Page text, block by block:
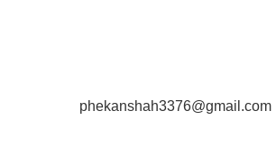
phekanshah3376@gmail.com